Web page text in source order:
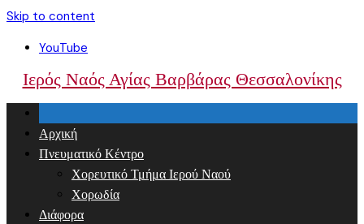
Skip to content
YouTube
Ιερός Ναός Αγίας Βαρβάρας Θεσσαλονίκης
Αρχική
Πνευματικό Κέντρο
Χορευτικό Τμήμα Ιερού Ναού
Χορωδία
Διάφορα